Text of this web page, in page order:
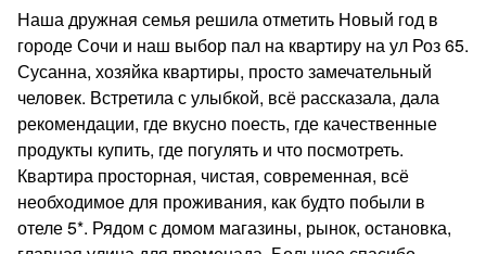
Наша дружная семья решила отметить Новый год в
городе Сочи и наш выбор пал на квартиру на ул Роз 65.
Сусанна, хозяйка квартиры, просто замечательный
человек. Встретила с улыбкой, всё рассказала, дала
рекомендации, где вкусно поесть, где качественные
продукты купить, где погулять и что посмотреть.
Квартира просторная, чистая, современная, всё
необходимое для проживания, как будто побыли в
отеле 5*. Рядом с домом магазины, рынок, остановка,